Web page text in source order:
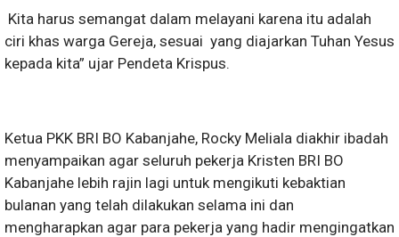
Kita harus semangat dalam melayani karena itu adalah
ciri khas warga Gereja, sesuai yang diajarkan Tuhan Yesus
kepada kita” ujar Pendeta Krispus.
Ketua PKK BRI BO Kabanjahe, Rocky Meliala diakhir ibadah
menyampaikan agar seluruh pekerja Kristen BRI BO
Kabanjahe lebih rajin lagi untuk mengikuti kebaktian
bulanan yang telah dilakukan selama ini dan
mengharapkan agar para pekerja yang hadir mengingatkan